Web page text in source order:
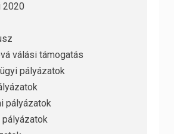
2020
válási támogatás
pályázatok
pályázatok